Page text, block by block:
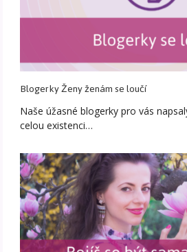
Blogerky Ženy ženám se loučí
Naše úžasné blogerky pro vás
celou existenci…